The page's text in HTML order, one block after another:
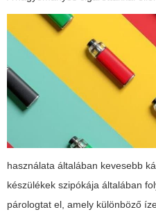
használata általában kevesebb
készülékek szipókája általában
párologtat el, amely különböző